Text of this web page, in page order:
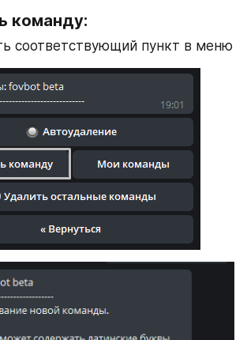
команду:
соответствующий пункт в меню